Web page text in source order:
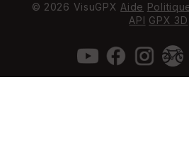
© 2026 VisuGPX Aide
API GPX 3D